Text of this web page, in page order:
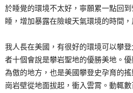
於睡覺的環境不太好，寧願累一點回
睡，增加暴露在險峻天氣環境的時間，
我人長在美國，有很好的環境可以攀
者十個會說是攀岩聖地的優勝美地。
為傲的地方，也是美國攀登史孕育的
崗岩壁從地面拔起，衝入雲霄。動輒